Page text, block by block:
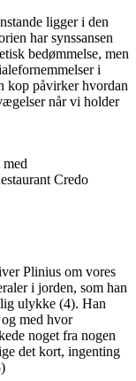
ligger i den
har synssansen
bedømmelse, men
i
kop påvirker hvordan
når vi holder
Credo
Plinius om vores
i jorden, som han
ulykke (4). Han
med hvor
noget fra nogen
det kort, ingenting